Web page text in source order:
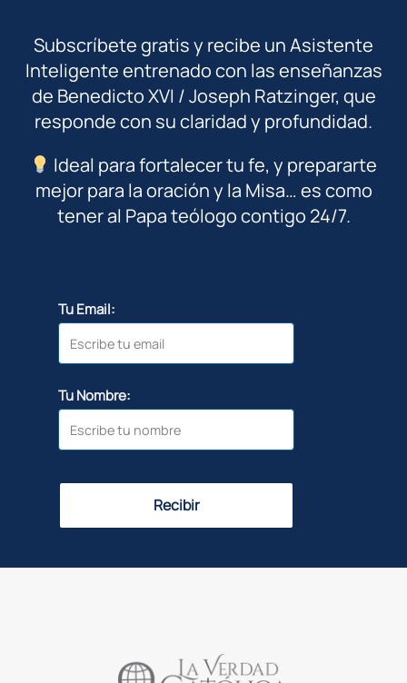
Subscríbete gratis y recibe un Asistente
Inteligente entrenado con las enseñanzas
de Benedicto XVI / Joseph Ratzinger, que
responde con su claridad y profundidad.
Ideal para fortalecer tu fe, y prepararte
mejor para la oración y la Misa… es como
tener al Papa teólogo contigo 24/7.
Tu Email:
Tu Nombre:
Recibir